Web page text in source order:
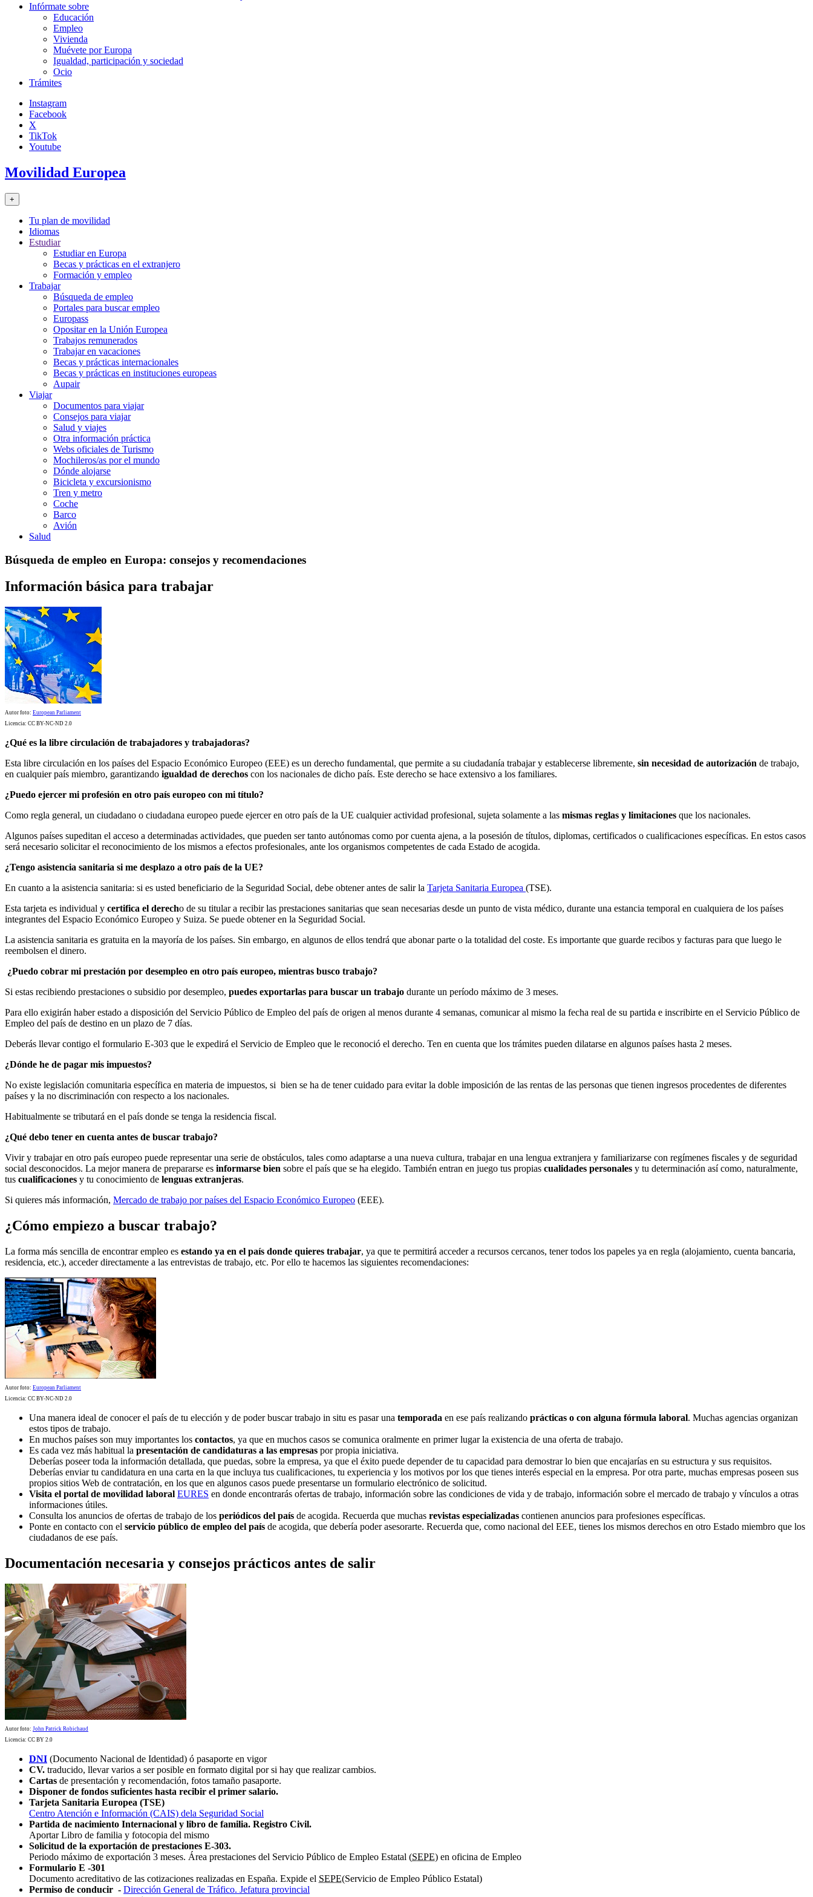
Infórmate sobre
Educación
Empleo
Vivienda
Muévete por Europa
Igualdad, participación y sociedad
Ocio
Trámites
Instagram
Facebook
X
TikTok
Youtube
Movilidad Europea
+
Tu plan de movilidad
Idiomas
Estudiar
Estudiar en Europa
Becas y prácticas en el extranjero
Formación y empleo
Trabajar
Búsqueda de empleo
Portales para buscar empleo
Europass
Opositar en la Unión Europea
Trabajos remunerados
Trabajar en vacaciones
Becas y prácticas internacionales
Becas y prácticas en instituciones europeas
Aupair
Viajar
Documentos para viajar
Consejos para viajar
Salud y viajes
Otra información práctica
Webs oficiales de Turismo
Mochileros/as por el mundo
Dónde alojarse
Bicicleta y excursionismo
Tren y metro
Coche
Barco
Avión
Salud
Búsqueda de empleo en Europa: consejos y recomendaciones
Información básica para trabajar
Autor foto: European Parliament
Licencia: CC BY-NC-ND 2.0
¿Qué es la libre circulación de trabajadores y trabajadoras?
Esta libre circulación en los países del Espacio Económico Europeo (EEE) es un derecho fundamental, que permite a su ciudadanía trabajar y establecerse libremente, sin necesidad de autorización de trabajo,
en cualquier país miembro, garantizando igualdad de derechos con los nacionales de dicho país. Este derecho se hace extensivo a los familiares.
¿Puedo ejercer mi profesión en otro país europeo con mi título?
Como regla general, un ciudadano o ciudadana europeo puede ejercer en otro país de la UE cualquier actividad profesional, sujeta solamente a las mismas reglas y limitaciones que los nacionales.
Algunos países supeditan el acceso a determinadas actividades, que pueden ser tanto autónomas como por cuenta ajena, a la posesión de títulos, diplomas, certificados o cualificaciones específicas. En estos casos
será necesario solicitar el reconocimiento de los mismos a efectos profesionales, ante los organismos competentes de cada Estado de acogida.
¿Tengo asistencia sanitaria si me desplazo a otro país de la UE?
En cuanto a la asistencia sanitaria: si es usted beneficiario de la Seguridad Social, debe obtener antes de salir la Tarjeta Sanitaria Europea (TSE).
Esta tarjeta es individual y certifica el derecho de su titular a recibir las prestaciones sanitarias que sean necesarias desde un punto de vista médico, durante una estancia temporal en cualquiera de los países
integrantes del Espacio Económico Europeo y Suiza. Se puede obtener en la Seguridad Social.
La asistencia sanitaria es gratuita en la mayoría de los países. Sin embargo, en algunos de ellos tendrá que abonar parte o la totalidad del coste. Es importante que guarde recibos y facturas para que luego le
reembolsen el dinero.
¿Puedo cobrar mi prestación por desempleo en otro país europeo, mientras busco trabajo?
Si estas recibiendo prestaciones o subsidio por desempleo, puedes exportarlas para buscar un trabajo durante un período máximo de 3 meses.
Para ello exigirán haber estado a disposición del Servicio Público de Empleo del país de origen al menos durante 4 semanas, comunicar al mismo la fecha real de su partida e inscribirte en el Servicio Público de
Empleo del país de destino en un plazo de 7 días.
Deberás llevar contigo el formulario E-303 que le expedirá el Servicio de Empleo que le reconoció el derecho. Ten en cuenta que los trámites pueden dilatarse en algunos países hasta 2 meses.
¿Dónde he de pagar mis impuestos?
No existe legislación comunitaria específica en materia de impuestos, si bien se ha de tener cuidado para evitar la doble imposición de las rentas de las personas que tienen ingresos procedentes de diferentes
países y la no discriminación con respecto a los nacionales.
Habitualmente se tributará en el país donde se tenga la residencia fiscal.
¿Qué debo tener en cuenta antes de buscar trabajo?
Vivir y trabajar en otro país europeo puede representar una serie de obstáculos, tales como adaptarse a una nueva cultura, trabajar en una lengua extranjera y familiarizarse con regímenes fiscales y de seguridad
social desconocidos. La mejor manera de prepararse es informarse bien sobre el país que se ha elegido. También entran en juego tus propias cualidades personales y tu determinación así como, naturalmente,
tus cualificaciones y tu conocimiento de lenguas extranjeras.
Si quieres más información, Mercado de trabajo por países del Espacio Económico Europeo (EEE).
¿Cómo empiezo a buscar trabajo?
La forma más sencilla de encontrar empleo es estando ya en el país donde quieres trabajar, ya que te permitirá acceder a recursos cercanos, tener todos los papeles ya en regla (alojamiento, cuenta bancaria,
residencia, etc.), acceder directamente a las entrevistas de trabajo, etc. Por ello te hacemos las siguientes recomendaciones:
Autor foto: European Parliament
Licencia: CC BY-NC-ND 2.0
Una manera ideal de conocer el país de tu elección y de poder buscar trabajo in situ es pasar una temporada en ese país realizando prácticas o con alguna fórmula laboral. Muchas agencias organizan
estos tipos de trabajo.
En muchos países son muy importantes los contactos, ya que en muchos casos se comunica oralmente en primer lugar la existencia de una oferta de trabajo.
Es cada vez más habitual la presentación de candidaturas a las empresas por propia iniciativa.
Deberías poseer toda la información detallada, que puedas, sobre la empresa, ya que el éxito puede depender de tu capacidad para demostrar lo bien que encajarías en su estructura y sus requisitos.
Deberías enviar tu candidatura en una carta en la que incluya tus cualificaciones, tu experiencia y los motivos por los que tienes interés especial en la empresa. Por otra parte, muchas empresas poseen sus
propios sitios Web de contratación, en los que en algunos casos puede presentarse un formulario electrónico de solicitud.
Visita el portal de movilidad laboral EURES en donde encontrarás ofertas de trabajo, información sobre las condiciones de vida y de trabajo, información sobre el mercado de trabajo y vínculos a otras
informaciones útiles.
Consulta los anuncios de ofertas de trabajo de los periódicos del país de acogida. Recuerda que muchas revistas especializadas contienen anuncios para profesiones específicas.
Ponte en contacto con el servicio público de empleo del país de acogida, que debería poder asesorarte. Recuerda que, como nacional del EEE, tienes los mismos derechos en otro Estado miembro que los
ciudadanos de ese país.
Documentación necesaria y consejos prácticos antes de salir
Autor foto: John Patrick Robichaud
Licencia: CC BY 2.0
DNI (Documento Nacional de Identidad) ó pasaporte en vigor
CV. traducido, llevar varios a ser posible en formato digital por si hay que realizar cambios.
Cartas de presentación y recomendación, fotos tamaño pasaporte.
Disponer de fondos suficientes hasta recibir el primer salario.
Tarjeta Sanitaria Europea (TSE)
Centro Atención e Información (CAIS) dela Seguridad Social
Partida de nacimiento Internacional y libro de familia. Registro Civil.
Aportar Libro de familia y fotocopia del mismo
Solicitud de la exportación de prestaciones E-303.
Periodo máximo de exportación 3 meses. Área prestaciones del Servicio Público de Empleo Estatal (SEPE) en oficina de Empleo
Formulario E -301
Documento acreditativo de las cotizaciones realizadas en España. Expide el SEPE(Servicio de Empleo Público Estatal)
Permiso de conducir - Dirección General de Tráfico. Jefatura provincial